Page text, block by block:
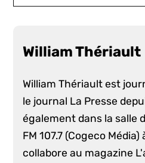
William Thériault
William Thériault est
le journal La Presse
également dans la salle
FM 107.7 (Cogeco
collabore au magazine